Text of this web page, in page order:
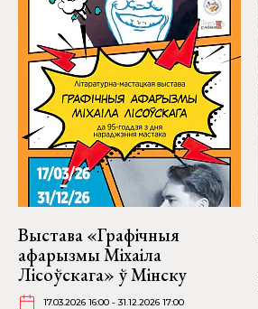
Выстава «Графічныя
афарызмы Міхаіла
Лісоўскага» ў Мінску
17.03.2026 16:00 - 31.12.2026 17:00